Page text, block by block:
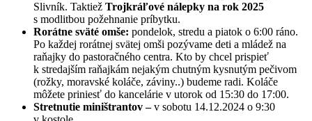
Slivník. Taktiež Trojkráľové nálepky na rok 2025
s modlitbou požehnanie príbytku.
Rorátne sväté omše: pondelok, stredu a piatok o 6:00 ráno.
Po každej rorátnej svätej omši pozývame deti a mládež na
raňajky do pastoračného centra. Kto by chcel prispieť
k stredajším raňajkám nejakým chutným kysnutým pečivom
(rožky, moravské koláče, záviny..) budeme radi. Koláče
môžete priniesť do kancelárie v utorok od 15:30 do 17:00.
Stretnutie miništrantov –v sobotu 14.12.2024 o 9:30